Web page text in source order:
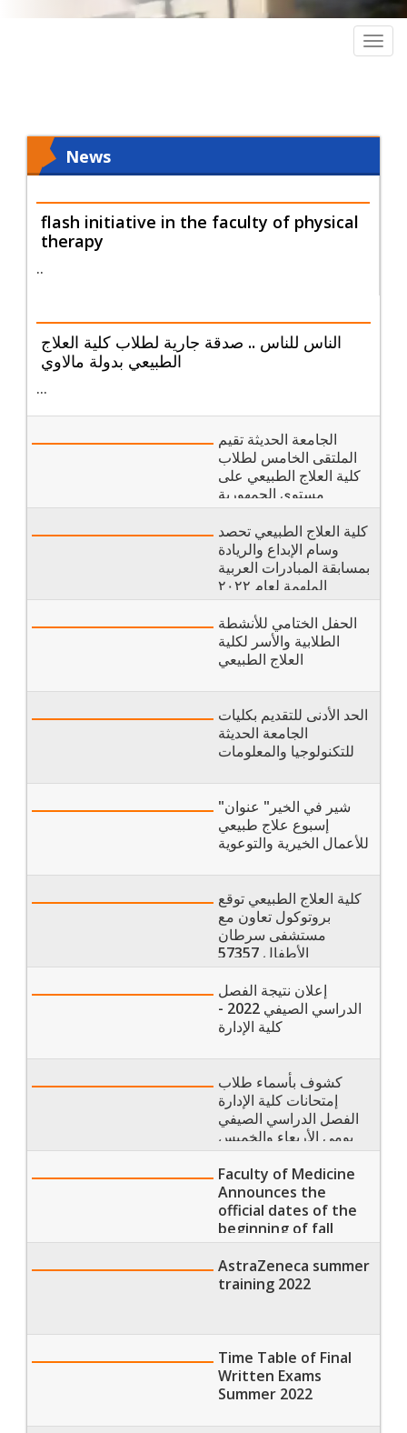
News
flash initiative in the faculty of physical
therapy
..
الناس للناس .. صدقة جارية لطلاب كلية العلاج
الطبيعي بدولة مالاوي
...
الجامعة الحديثة تقيم
الملتقى الخامس لطلاب
كلية العلاج الطبيعي على
مستوى الجمهورية
كلية العلاج الطبيعي تحصد
وسام الإبداع والريادة
بمسابقة المبادرات العربية
الملهمة لعام ٢٠٢٢
الحفل الختامي للأنشطة
الطلابية والأسر لكلية
العلاج الطبيعي
الحد الأدنى للتقديم بكليات
الجامعة الحديثة
للتكنولوجيا والمعلومات
"شير في الخير" عنوان
إسبوع علاج طبيعي
للأعمال الخيرية والتوعوية
كلية العلاج الطبيعي توقع
بروتوكول تعاون مع
مستشفى سرطان
الأطفال 57357
إعلان نتيجة الفصل
الدراسي الصيفي 2022 -
كلية الإدارة
كشوف بأسماء طلاب
إمتحانات كلية الإدارة
الفصل الدراسي الصيفي
يومي الأربعاء والخميس
17 و 18 أغسطس 2022
Faculty of Medicine
Announces the
official dates of the
beginning of fall
Semester of the
Academic Year 2022-
2023
AstraZeneca summer
training 2022
Time Table of Final
Written Exams
Summer 2022